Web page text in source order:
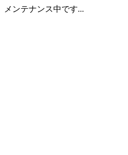
メンテナンス中です...